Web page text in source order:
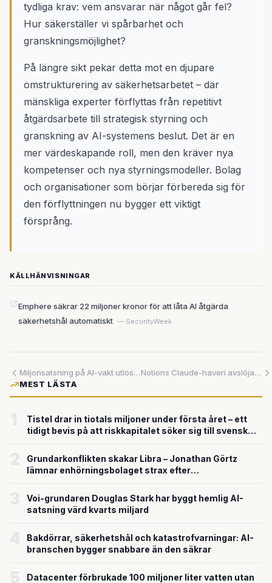
tydliga krav: vem ansvarar när något går fel?
Hur säkerställer vi spårbarhet och
granskningsmöjlighet?
På längre sikt pekar detta mot en djupare
omstrukturering av säkerhetsarbetet – där
mänskliga experter förflyttas från repetitivt
åtgärdsarbete till strategisk styrning och
granskning av AI-systemens beslut. Det är en
mer värdeskapande roll, men den kräver nya
kompetenser och nya styrningsmodeller. Bolag
och organisationer som börjar förbereda sig för
den förflyttningen nu bygger ett viktigt
försprång.
KÄLLHÄNVISNINGAR
Emphere säkrar 22 miljoner kronor för att låta AI åtgärda
säkerhetshål automatiskt — SecurityWeek
Miljonsatsning på AI-vakt utlöste inget larm när skytt klev in i skolan – nu stäms säkerhetsföretaget
Notions Claude-haveri avslöjade hur sårbart beroendet av externa AI-modeller egentligen är
MEST LÄSTA
Tistel drar in tiotals miljoner under första året – ett
tidigt bevis på att riskkapitalet söker sig till svensk
Grundarkonflikten skakar Libra – Jonathan Görtz
lämnar enhörningsbolaget strax efter
Voi-grundaren Douglas Stark har byggt hemlig AI-
satsning värd kvarts miljard
Bakdörrar, säkerhetshål och katastrofvarningar: AI-
branschen bygger snabbare än den säkrar
Datacenter förbrukade 100 miljoner liter vatten utan